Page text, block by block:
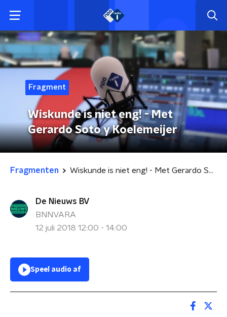
Fragment
Wiskunde is niet eng! - Met
Gerardo Soto y Koelemeijer
Fragmenten Wiskunde is niet eng! - Met Gerardo Soto y Koelemeijer
De Nieuws BV
BNNVARA
12 juli 2018 12:00 - 14:00
Speel audio af